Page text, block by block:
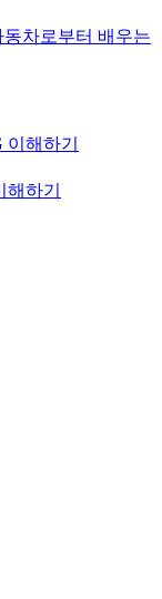
차로부터 배우는
하기